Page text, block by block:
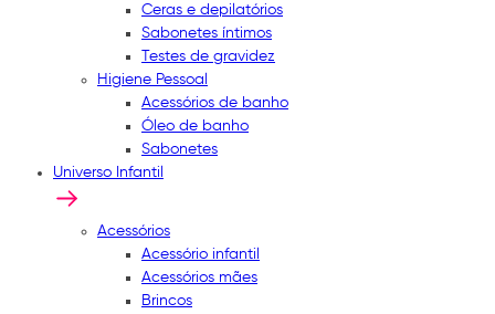
Ceras e depilatórios
Sabonetes íntimos
Testes de gravidez
Higiene Pessoal
Acessórios de banho
Óleo de banho
Sabonetes
Universo Infantil
Acessórios
Acessório infantil
Acessórios mães
Brincos